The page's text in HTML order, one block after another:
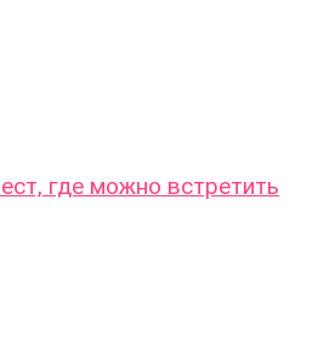
где можно встретить